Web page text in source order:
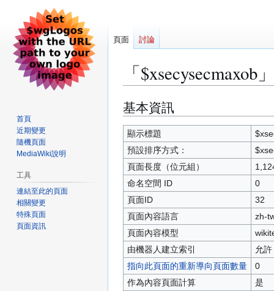
「$xsecysecmaxob
跳
至
導
覽
跳
至
搜
尋
基本資訊
顯示標題
預設排序方式：
頁面長度（位元組）
命名空間 ID
0
頁面ID
32
頁面內容語言
zh-
頁面內容模型
由機器人建立索引
允許
指向此頁面的重新導向頁面數量
0
作為內容頁面計算
是
頁面 討論
首頁
近期變更
隨機頁面
MediaWiki說明
工具
連結至此的頁面
相關變更
特殊頁面
頁面資訊